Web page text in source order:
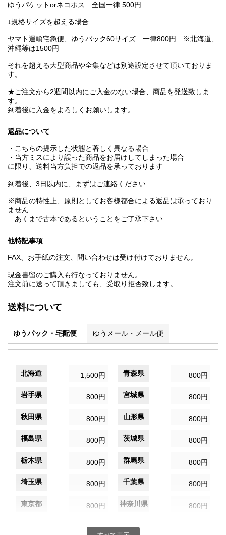
ゆうパケットorネコポス 全国一律 500円
↓規格サイズを超える場合
ヤマト運輸宅急便、ゆうパック60サイズ 一律800円 ※北海道、
沖縄等は1500円
それを超える大型商品や全集などは別途設定させて頂いておりま
す。
★ご注文から2週間以内にご入金のない場合、商品を発送致しま
す。
到着後に入金をよろしくお願いします。
返品について
・こちらの提示した状態と著しく異なる場合
・当方ミスにより誤った商品をお届けしてしまった場合
に限り、送料当方負担での返品を承っております
到着後、3日以内に、まずはご連絡ください
※商品の特性上、原則としてお客様都合による返品は承っており
ません
あくまで古本であるということをご了承下さい
他特記事項
FAX、お手紙の注文、問い合わせは受け付けておりません。
現金書留のご購入も行なっておりません。
注文前に送って頂きましても、受取り拒否致します。
送料について
ゆうパック・宅配便 ゆうメール・メール便
北海道 1,500円 青森県 800円
岩手県 800円 宮城県 800円
秋田県 800円 山形県 800円
福島県 800円 茨城県 800円
栃木県 800円 群馬県 800円
埼玉県 800円 千葉県 800円
東京都 800円 神奈川県 800円
800円 富山県